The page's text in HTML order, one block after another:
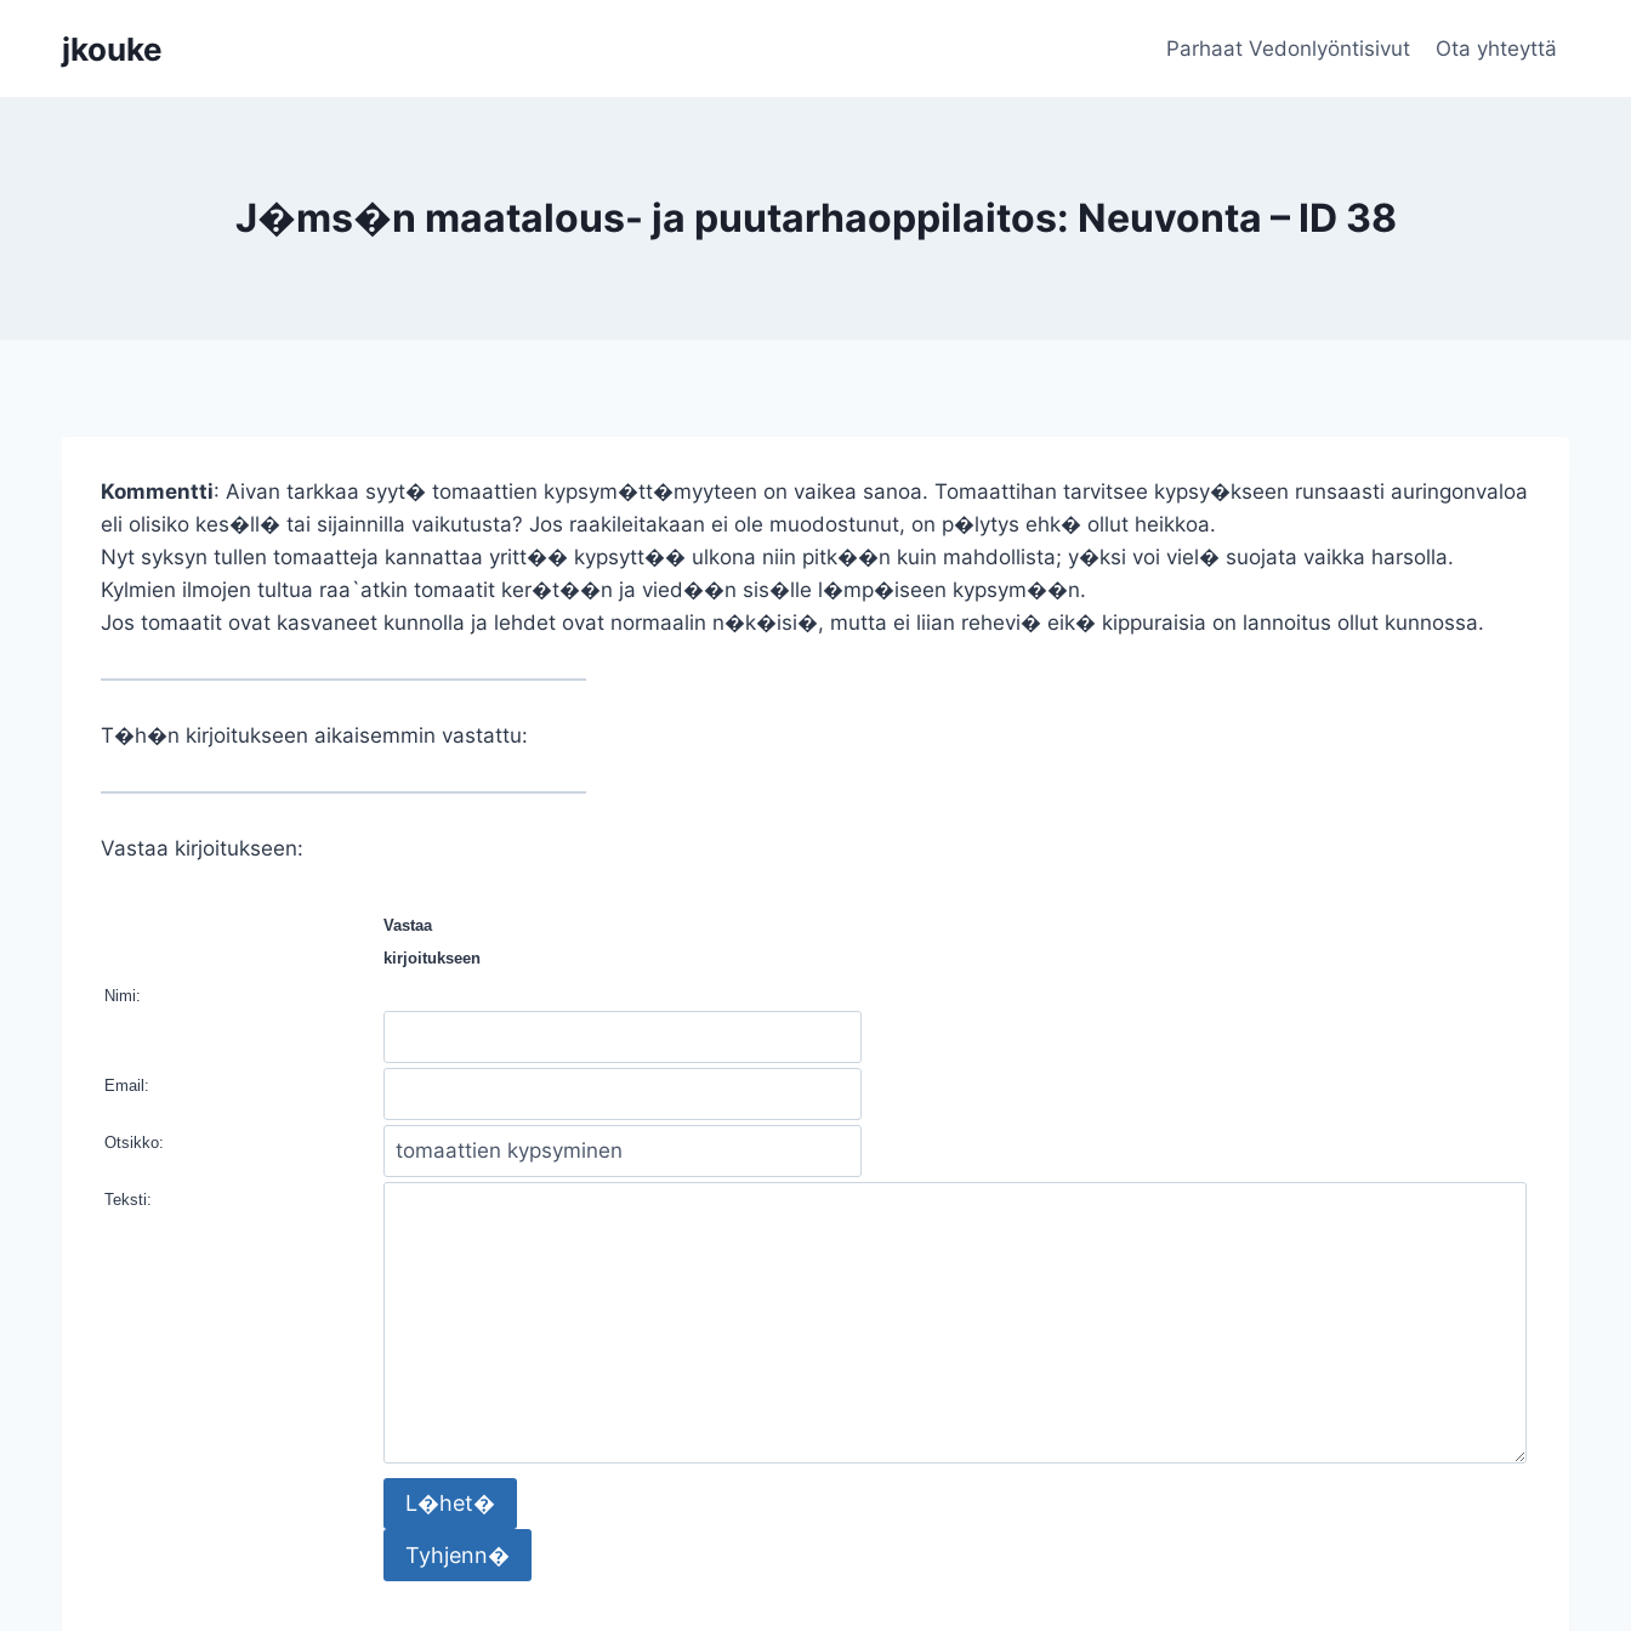
sisältöönjkouke Parhaat Vedonlyöntisivut Ota yhteyttä
J�ms�n maatalous- ja puutarhaoppilaitos: Neuvonta – ID 38
Kommentti: Aivan tarkkaa syyt� tomaattien kypsym�tt�myyteen on vaikea sanoa. Tomaattihan tarvitsee kypsy�kseen runsaasti auringonvaloa
eli olisiko kes�ll� tai sijainnilla vaikutusta? Jos raakileitakaan ei ole muodostunut, on p�lytys ehk� ollut heikkoa.
Nyt syksyn tullen tomaatteja kannattaa yritt�� kypsytt�� ulkona niin pitk��n kuin mahdollista; y�ksi voi viel� suojata vaikka harsolla.
Kylmien ilmojen tultua raa`atkin tomaatit ker�t��n ja vied��n sis�lle l�mp�iseen kypsym��n.
Jos tomaatit ovat kasvaneet kunnolla ja lehdet ovat normaalin n�k�isi�, mutta ei liian rehevi� eik� kippuraisia on lannoitus ollut kunnossa.
T�h�n kirjoitukseen aikaisemmin vastattu:
Vastaa kirjoitukseen:
Vastaa
kirjoitukseen
Nimi:
Email:
Otsikko:
Teksti: